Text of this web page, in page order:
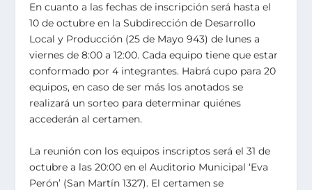
En cuanto a las fechas de inscripción será hasta el
10 de octubre en la Subdirección de Desarrollo
Local y Producción (25 de Mayo 943) de lunes a
viernes de 8:00 a 12:00. Cada equipo tiene que estar
conformado por 4 integrantes. Habrá cupo para 20
equipos, en caso de ser más los anotados se
realizará un sorteo para determinar quiénes
accederán al certamen.
La reunión con los equipos inscriptos será el 31 de
octubre a las 20:00 en el Auditorio Municipal ‘Eva
Perón’ (San Martín 1327). El certamen se